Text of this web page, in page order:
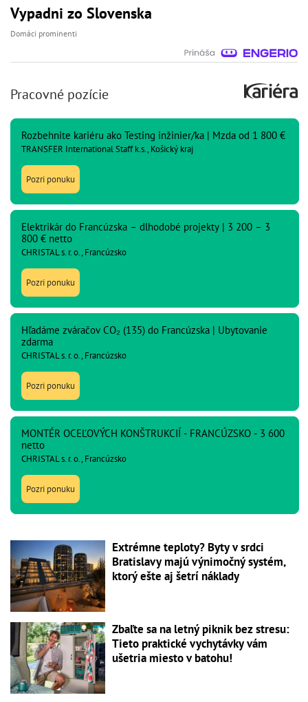
Vypadni zo Slovenska
Domáci prominenti
Pracovné pozície
Rozbehnite kariéru ako Testing inžinier/ka | Mzda od 1 800 €
TRANSFER International Staff k.s., Košický kraj
Pozri ponuku
Elektrikár do Francúzska – dlhodobé projekty | 3 200 – 3
800 € netto
CHRISTAL s. r. o., Francúzsko
Pozri ponuku
Hľadáme zváračov CO₂ (135) do Francúzska | Ubytovanie
zdarma
CHRISTAL s. r. o., Francúzsko
Pozri ponuku
MONTÉR OCEĽOVÝCH KONŠTRUKCIÍ - FRANCÚZSKO - 3 600
netto
CHRISTAL s. r. o., Francúzsko
Pozri ponuku
Extrémne teploty? Byty v srdci
Bratislavy majú výnimočný systém,
ktorý ešte aj šetrí náklady
Zbaľte sa na letný piknik bez stresu:
Tieto praktické vychytávky vám
ušetria miesto v batohu!